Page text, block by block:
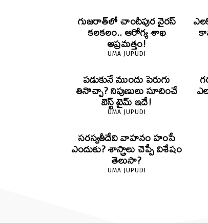
గుజరాత్‌లో చాందీపుర వైరస్
కలకలం.. ఆరోగ్య శాఖ
అప్రమత్తం!
UMA JUPUDI
పడుకునే ముందు పెరుగు
తినొచ్చా? నిపుణులు సూచించే
బెస్ట్ టైమ్ ఇదే!
UMA JUPUDI
సరస్వతీదేవి వాహనం హంసే
ఎందుకు? శాస్త్రాలు చెప్పే విశేషం
తెలుసా?
UMA JUPUDI